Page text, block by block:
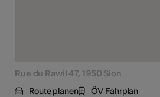
Rue du Rawil 47, 1950 Sion
Route planen
ÖV Fahrplan